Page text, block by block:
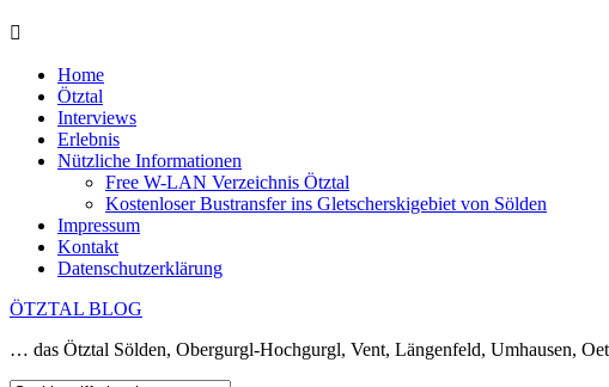
Home
Ötztal
Interviews
Erlebnis
Nützliche Informationen
Free W-LAN Verzeichnis Ötztal
Kostenloser Bustransfer ins Gletscherskigebiet von Sölden
Impressum
Kontakt
Datenschutzerklärung
ÖTZTAL BLOG
… das Ötztal Sölden, Obergurgl-Hochgurgl, Vent, Längenfeld, Umhausen,